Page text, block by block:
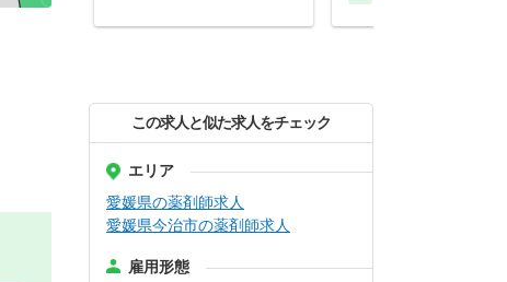
この求人と似た求人をチェック
エリア
愛媛県の薬剤師求人
愛媛県今治市の薬剤師求人
雇用形態